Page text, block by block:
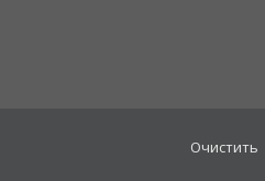
Oчистить